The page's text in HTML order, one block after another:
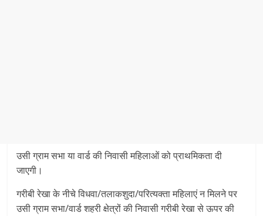
उसी ग्राम सभा या वार्ड की निवासी महिलाओं को प्राथमिकता दी
जाएगी।
गरीबी रेखा के नीचे विधवा/तलाकशुदा/परित्यक्ता महिलाएं न मिलने पर
उसी ग्राम सभा/वार्ड शहरी क्षेत्रों की निवासी गरीबी रेखा से ऊपर की